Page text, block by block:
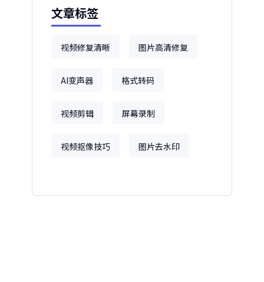
文章标签
视频修复清晰 图片高清修复
AI变声器 格式转码
视频剪辑 屏幕录制
视频抠像技巧 图片去水印